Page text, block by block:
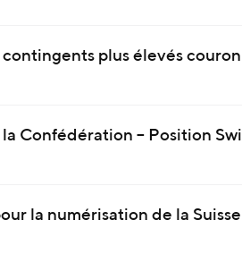
plus élevés
Confédération – Position
la numérisation de la Suisse